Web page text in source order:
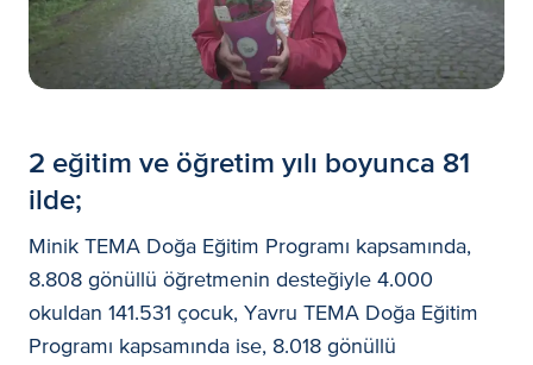
2 eğitim ve öğretim yılı boyunca 81
ilde;
Minik TEMA Doğa Eğitim Programı kapsamında,
8.808 gönüllü öğretmenin desteğiyle 4.000
okuldan 141.531 çocuk, Yavru TEMA Doğa Eğitim
Programı kapsamında ise, 8.018 gönüllü